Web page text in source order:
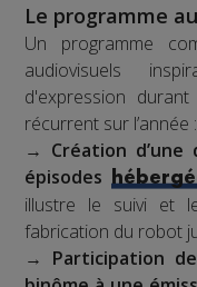
Le programme
Un programme
audiovisuels
d'expression
récurrent sur l’année :
→ Création
épisodes
illustre le suivi et
fabrication du robot
→ Participation